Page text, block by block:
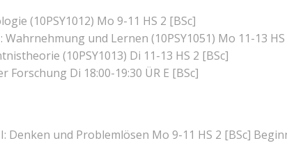
(10PSY1012) Mo 9-11 HS 2 [BSc]
und Lernen (10PSY1051) Mo 11-13 HS
(10PSY1013) Di 11-13 HS 2 [BSc]
Forschung Di 18:00-19:30 ÜR E [BSc]
Denken und Problemlösen Mo 9-11 HS 2 [BSc]